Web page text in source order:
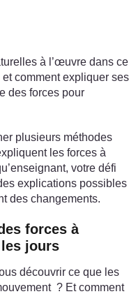
à l’œuvre dans ce
comment expliquer ses
des forces pour
plusieurs méthodes
les forces à
votre défi
explications possibles
des changements.
forces à
jours
découvrir ce que les
? Et comment